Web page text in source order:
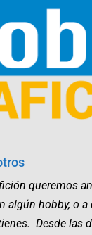
queremos
algún hobby, o
Desde las